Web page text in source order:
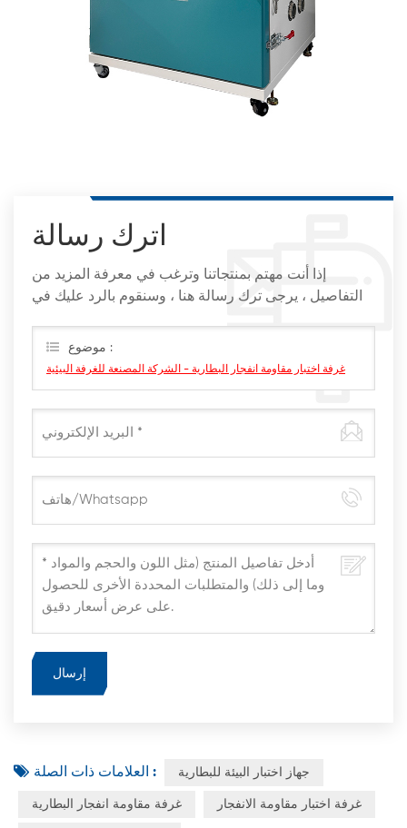
اترك رسالة
إذا أنت مهتم بمنتجاتنا وترغب في معرفة المزيد من
التفاصيل ، يرجى ترك رسالة هنا ، وسنقوم بالرد عليك في
موضوع :
غرفة اختبار مقاومة انفجار البطارية - الشركة المصنعة للغرفة البيئية
العلامات ذات الصلة : جهاز اختبار البيئة للبطارية
غرفة مقاومة انفجار البطارية غرفة اختبار مقاومة الانفجار